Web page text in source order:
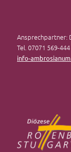
Ansprechpartner:
Tel. 07071 569-444
info-